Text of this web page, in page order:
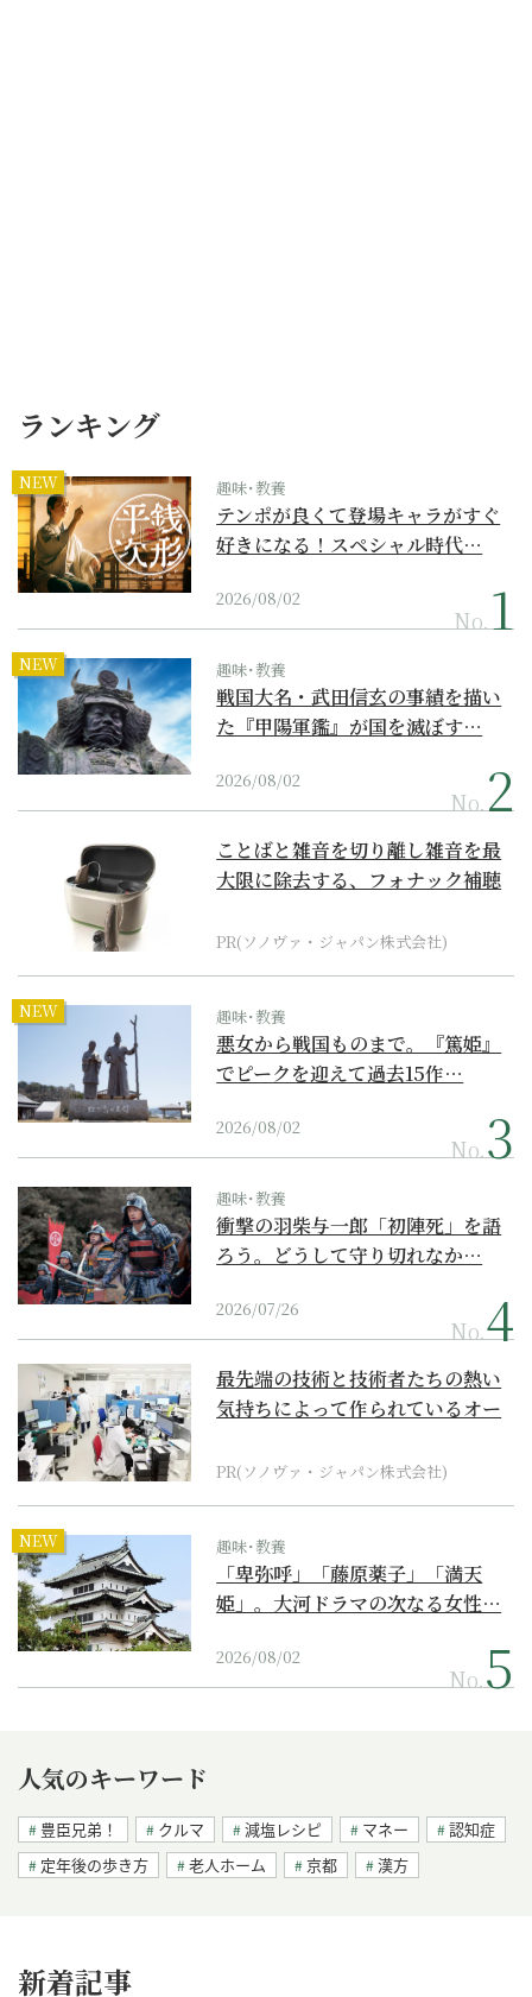
ランキング
NEW 趣味･教養
テンポが良くて登場キャラがすぐ
好きになる！スペシャル時代…
2026/08/02
No.
NEW 趣味･教養
戦国大名・武田信玄の事績を描い
た『甲陽軍鑑』が国を滅ぼす…
2026/08/02
No.
ことばと雑音を切り離し雑音を最
大限に除去する、フォナック補聴
PR(ソノヴァ・ジャパン株式会社)
NEW 趣味･教養
悪女から戦国ものまで。『篤姫』
でピークを迎えて過去15作…
2026/08/02
No.
趣味･教養
衝撃の羽柴与一郎「初陣死」を語
ろう。どうして守り切れなか…
2026/07/26
No.
最先端の技術と技術者たちの熱い
気持ちによって作られているオー
PR(ソノヴァ・ジャパン株式会社)
NEW 趣味･教養
「卑弥呼」「藤原薬子」「満天
姫」。大河ドラマの次なる女性…
2026/08/02
No.
人気のキーワード
豊臣兄弟！ クルマ 減塩レシピ マネー
認知症
定年後の歩き方
老人ホーム 京都 漢方
新着記事